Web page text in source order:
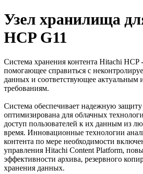
Узел хранилища
HCP G11
Система хранения контента Hitachi HCP
помогающее справиться с
данных и соответствующее актуальным
требованиям.
Система обеспечивает надежную
оптимизирована для облачных
доступ пользователей к их данным из
время. Инновационные технологии
контента по мере необходимости
управления Hitachi Content Platform,
эффективности архива, резервного
хранения данных.